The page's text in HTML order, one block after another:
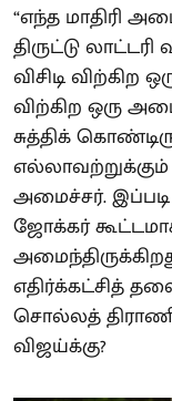
“எந்த மாதிரி
திருட்டு
விசிடி விற்கிற
விற்கிற ஒரு
சுத்திக்
அமைச்சர்.
ஜோக்கர்
எதிர்க்கட்சித்
சொல்லத்
விஜய்க்கு?